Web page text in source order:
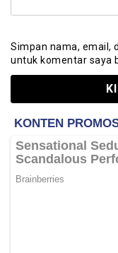
Simpan nama, email,
untuk komentar saya